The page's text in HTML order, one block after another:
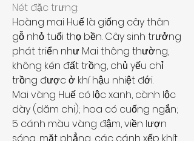
Nét đặc trưng:
Hoàng mai Huế là giống cây thân
gỗ nhỏ tuổi thọ bền. Cây sinh trưởng
phát triển như Mai thông thường,
không kén đất trồng, chủ yếu chỉ
trồng được ở khí hậu nhiệt đới.
Mai vàng Huế có lộc xanh, cành lộc
dày (dăm chi); hoa có cuống ngắn;
5 cánh màu vàng đậm, viền lượn